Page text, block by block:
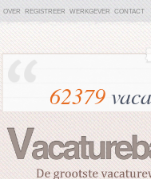
OVER REGISTREER WERKGEVER CONTACT
62379